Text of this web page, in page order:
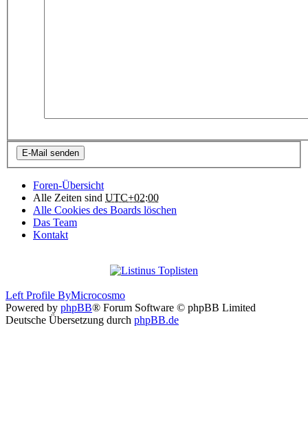
Foren-Übersicht
Alle Zeiten sind UTC+02:00
Alle Cookies des Boards löschen
Das Team
Kontakt
Left Profile ByMicrocosmo
Powered by phpBB® Forum Software © phpBB Limited
Deutsche Übersetzung durch phpBB.de